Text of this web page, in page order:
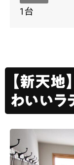
1台
【新天地
わいいラ